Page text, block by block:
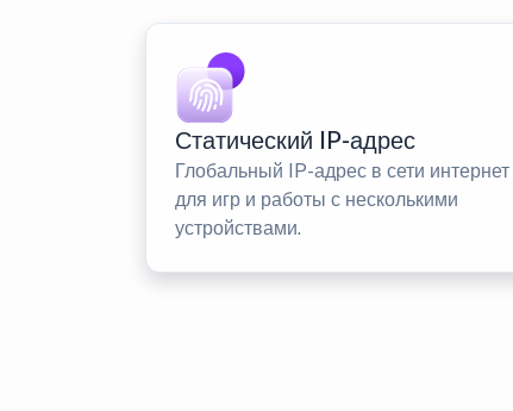
Статический IP-адрес
Глобальный IP-адрес в сети интернет
для игр и работы с несколькими
устройствами.